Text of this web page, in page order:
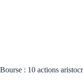
Bourse : 10 actions